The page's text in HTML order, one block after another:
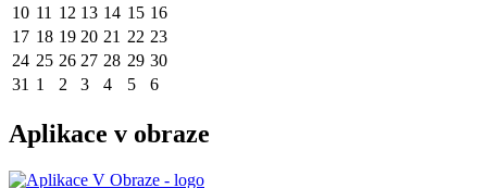
10 11 12 13 14 15 16
17 18 19 20 21 22 23
24 25 26 27 28 29 30
31 1 2 3 4 5 6
Aplikace v obraze